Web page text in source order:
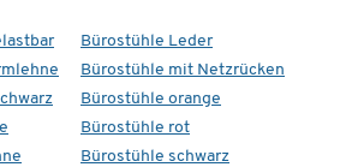
Bürostühle Leder
Bürostühle mit Netzrücken
Bürostühle orange
Bürostühle rot
Bürostühle schwarz